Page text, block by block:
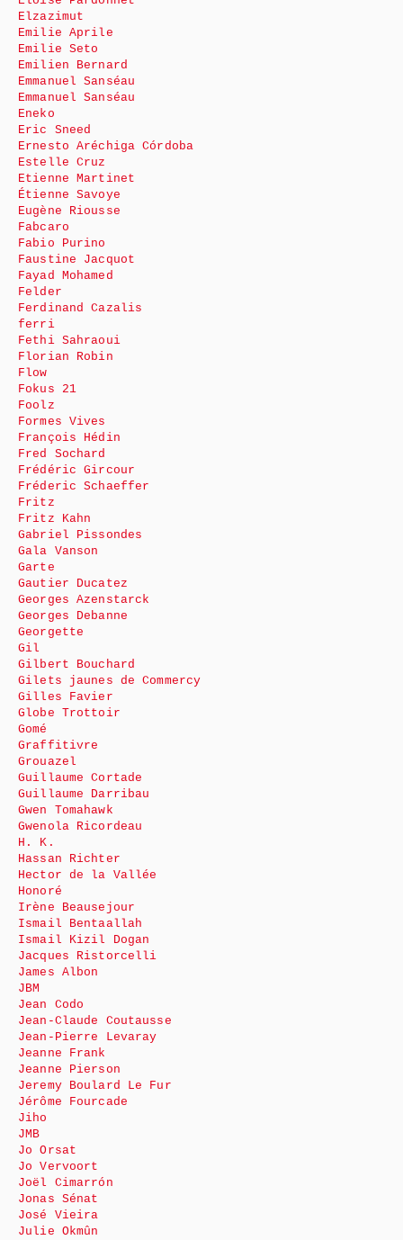
Elzazimut
Emilie Aprile
Emilie Seto
Emilien Bernard
Emmanuel Sanséau
Emmanuel Sanséau
Eneko
Eric Sneed
Ernesto Aréchiga Córdoba
Estelle Cruz
Etienne Martinet
Étienne Savoye
Eugène Riousse
Fabcaro
Fabio Purino
Faustine Jacquot
Fayad Mohamed
Felder
Ferdinand Cazalis
ferri
Fethi Sahraoui
Florian Robin
Flow
Fokus 21
Foolz
Formes Vives
François Hédin
Fred Sochard
Frédéric Gircour
Fréderic Schaeffer
Fritz
Fritz Kahn
Gabriel Pissondes
Gala Vanson
Garte
Gautier Ducatez
Georges Azenstarck
Georges Debanne
Georgette
Gil
Gilbert Bouchard
Gilets jaunes de Commercy
Gilles Favier
Globe Trottoir
Gomé
Graffitivre
Grouazel
Guillaume Cortade
Guillaume Darribau
Gwen Tomahawk
Gwenola Ricordeau
H. K.
Hassan Richter
Hector de la Vallée
Honoré
Irène Beausejour
Ismail Bentaallah
Ismail Kizil Dogan
Jacques Ristorcelli
James Albon
JBM
Jean Codo
Jean-Claude Coutausse
Jean-Pierre Levaray
Jeanne Frank
Jeanne Pierson
Jeremy Boulard Le Fur
Jérôme Fourcade
Jiho
JMB
Jo Orsat
Jo Vervoort
Joël Cimarrón
Jonas Sénat
José Vieira
Julie Okmûn